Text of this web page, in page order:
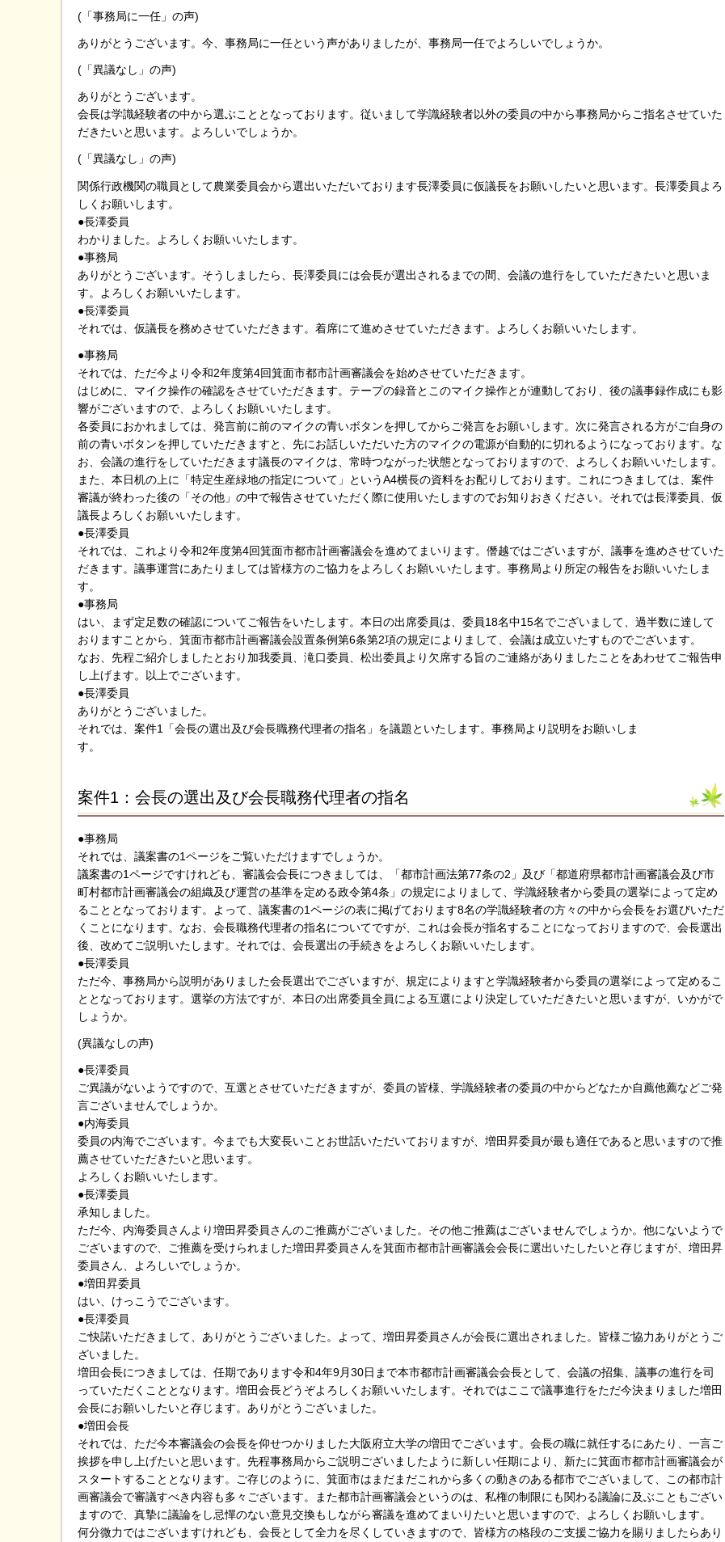
(「事務局に一任」の声)
ありがとうございます。今、事務局に一任という声がありましたが、事務局一任でよろしいでしょうか。
(「異議なし」の声)
ありがとうございます。
会長は学識経験者の中から選ぶこととなっております。従いまして学識経験者以外の委員の中から事務局からご指名させていた
だきたいと思います。よろしいでしょうか。
(「異議なし」の声)
関係行政機関の職員として農業委員会から選出いただいております長澤委員に仮議長をお願いしたいと思います。長澤委員よろ
しくお願いします。
●長澤委員
わかりました。よろしくお願いいたします。
●事務局
ありがとうございます。そうしましたら、長澤委員には会長が選出されるまでの間、会議の進行をしていただきたいと思いま
す。よろしくお願いいたします。
●長澤委員
それでは、仮議長を務めさせていただきます。着席にて進めさせていただきます。よろしくお願いいたします。
●事務局
それでは、ただ今より令和2年度第4回箕面市都市計画審議会を始めさせていただきます。
はじめに、マイク操作の確認をさせていただきます。テープの録音とこのマイク操作とが連動しており、後の議事録作成にも影
響がございますので、よろしくお願いいたします。
各委員におかれましては、発言前に前のマイクの青いボタンを押してからご発言をお願いします。次に発言される方がご自身の
前の青いボタンを押していただきますと、先にお話しいただいた方のマイクの電源が自動的に切れるようになっております。な
お、会議の進行をしていただきます議長のマイクは、常時つながった状態となっておりますので、よろしくお願いいたします。
また、本日机の上に「特定生産緑地の指定について」というA4横長の資料をお配りしております。これにつきましては、案件
審議が終わった後の「その他」の中で報告させていただく際に使用いたしますのでお知りおきください。それでは長澤委員、仮
議長よろしくお願いいたします。
●長澤委員
それでは、これより令和2年度第4回箕面市都市計画審議会を進めてまいります。僭越ではございますが、議事を進めさせていた
だきます。議事運営にあたりましては皆様方のご協力をよろしくお願いいたします。事務局より所定の報告をお願いいたしま
す。
●事務局
はい、まず定足数の確認についてご報告をいたします。本日の出席委員は、委員18名中15名でございまして、過半数に達して
おりますことから、箕面市都市計画審議会設置条例第6条第2項の規定によりまして、会議は成立いたすものでございます。
なお、先程ご紹介しましたとおり加我委員、滝口委員、松出委員より欠席する旨のご連絡がありましたことをあわせてご報告申
し上げます。以上でございます。
●長澤委員
ありがとうございました。
それでは、案件1「会長の選出及び会長職務代理者の指名」を議題といたします。事務局より説明をお願いしま
す。
案件1：会長の選出及び会長職務代理者の指名
●事務局
それでは、議案書の1ページをご覧いただけますでしょうか。
議案書の1ページですけれども、審議会会長につきましては、「都市計画法第77条の2」及び「都道府県都市計画審議会及び市
町村都市計画審議会の組織及び運営の基準を定める政令第4条」の規定によりまして、学識経験者から委員の選挙によって定め
ることとなっております。よって、議案書の1ページの表に掲げております8名の学識経験者の方々の中から会長をお選びいただ
くことになります。なお、会長職務代理者の指名についてですが、これは会長が指名することになっておりますので、会長選出
後、改めてご説明いたします。それでは、会長選出の手続きをよろしくお願いいたします。
●長澤委員
ただ今、事務局から説明がありました会長選出でございますが、規定によりますと学識経験者から委員の選挙によって定めるこ
ととなっております。選挙の方法ですが、本日の出席委員全員による互選により決定していただきたいと思いますが、いかがで
しょうか。
(異議なしの声)
●長澤委員
ご異議がないようですので、互選とさせていただきますが、委員の皆様、学識経験者の委員の中からどなたか自薦他薦などご発
言ございませんでしょうか。
●内海委員
委員の内海でございます。今までも大変長いことお世話いただいておりますが、増田昇委員が最も適任であると思いますので推
薦させていただきたいと思います。
よろしくお願いいたします。
●長澤委員
承知しました。
ただ今、内海委員さんより増田昇委員さんのご推薦がございました。その他ご推薦はございませんでしょうか。他にないようで
ございますので、ご推薦を受けられました増田昇委員さんを箕面市都市計画審議会会長に選出いたしたいと存じますが、増田昇
委員さん、よろしいでしょうか。
●増田昇委員
はい、けっこうでございます。
●長澤委員
ご快諾いただきまして、ありがとうございました。よって、増田昇委員さんが会長に選出されました。皆様ご協力ありがとうご
ざいました。
増田会長につきましては、任期であります令和4年9月30日まで本市都市計画審議会会長として、会議の招集、議事の進行を司
っていただくこととなります。増田会長どうぞよろしくお願いいたします。それではここで議事進行をただ今決まりました増田
会長にお願いしたいと存じます。ありがとうございました。
●増田会長
それでは、ただ今本審議会の会長を仰せつかりました大阪府立大学の増田でございます。会長の職に就任するにあたり、一言ご
挨拶を申し上げたいと思います。先程事務局からご説明ございましたように新しい任期により、新たに箕面市都市計画審議会が
スタートすることとなります。ご存じのように、箕面市はまだまだこれから多くの動きのある都市でございまして、この都市計
画審議会で審議すべき内容も多々ございます。また都市計画審議会というのは、私権の制限にも関わる議論に及ぶこともござい
ますので、真摯に議論をし忌憚のない意見交換もしながら審議を進めてまいりたいと思いますので、よろしくお願いします。
何分微力ではございますけれども、会長として全力を尽くしていきますので、皆様方の格段のご支援ご協力を賜りましたらあり